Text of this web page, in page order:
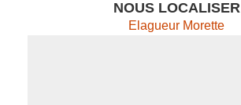
NOUS LOCALISER
Elagueur Morette